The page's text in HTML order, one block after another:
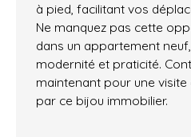
à pied, facilitant vos
Ne manquez pas cette
dans un appartement
modernité et praticité.
maintenant pour une
par ce bijou immobilier.